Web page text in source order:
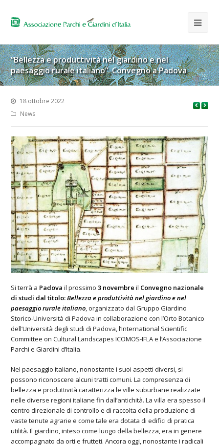
“Bellezza e produttività nel giardino e nel
paesaggio rurale italiano”. Convegno a Padova
18 ottobre 2022
News
Si terrà a Padova il prossimo3 novembre il Convegno nazionale
di studi dal titolo:Bellezza e produttività nel giardino e nel
paesaggio rurale italiano , organizzato dal Gruppo Giardino
Storico-Università di Padova in collaborazione con l’Orto Botanico
dell’Università degli studi di Padova, l’International Scientific
Committee on Cultural Landscapes ICOMOS-IFLA e l’Associazione
Parchi e Giardini d’Italia.
Nel paesaggio italiano, nonostante i suoi aspetti diversi, si
possono riconoscere alcuni tratti comuni. La compresenza di
bellezza e produttività caratterizza le ville suburbane realizzate
nelle diverse regioni italiane fin dall’antichità. La villa era spesso il
centro direzionale di controllo e di raccolta della produzione di
vaste tenute agrarie e come tale era dotata di edifici di pratica
utilità. Il giardino, inteso come luogo della bellezza, era in genere
accompagnato da orti e frutteti. Ancora oggi, nonostante i radicali